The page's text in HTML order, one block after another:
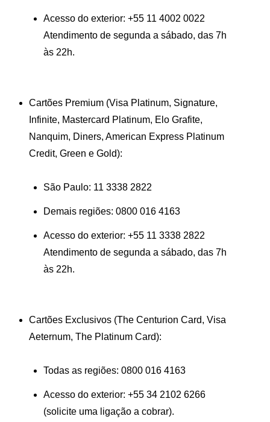
Acesso do exterior: +55 11 4002 0022
Atendimento de segunda a sábado, das 7h
às 22h.
Cartões Premium (Visa Platinum, Signature,
Infinite, Mastercard Platinum, Elo Grafite,
Nanquim, Diners, American Express Platinum
Credit, Green e Gold):
São Paulo: 11 3338 2822
Demais regiões: 0800 016 4163
Acesso do exterior: +55 11 3338 2822
Atendimento de segunda a sábado, das 7h
às 22h.
Cartões Exclusivos (The Centurion Card, Visa
Aeternum, The Platinum Card):
Todas as regiões: 0800 016 4163
Acesso do exterior: +55 34 2102 6266
(solicite uma ligação a cobrar).